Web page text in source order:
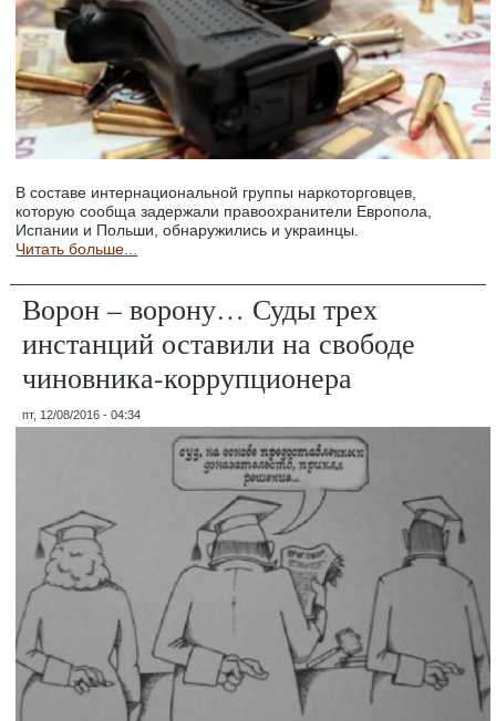
В составе интернациональной группы наркоторговцев,
которую сообща задержали правоохранители Европола,
Испании и Польши, обнаружились и украинцы.
Читать больше...
Ворон – ворону… Суды трех
инстанций оставили на свободе
чиновника-коррупционера
пт, 12/08/2016 - 04:34